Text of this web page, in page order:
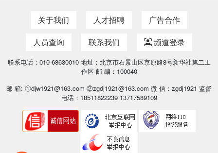
关于我们 人才招聘
广告合作
人员查询
联系我们 频道登录
联系电话：010-68630010 地址：北京市石景山区京原路8号新华社第二工
作区 邮 编：100040
邮 箱: ①djw1921@163.com ②zgdj1921@163.com 微 信：zgdj1921 监督
电话：18511822239 13717589109